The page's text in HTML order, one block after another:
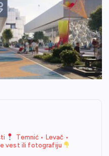
Temnić • Levač •
vest ili fotografiju